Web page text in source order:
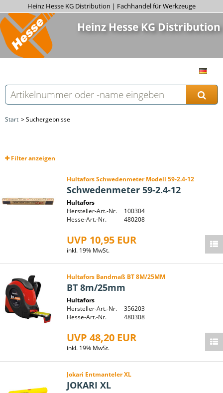
Heinz Hesse KG Distribution | Fachhandel für Werkzeuge
Heinz Hesse KG Distribution
Start Suchergebnisse
Filteranzeigen
Hultafors Schwedenmeter Modell 59-2.4-12
Schwedenmeter 59-2.4-12
Hultafors
Hersteller-Art.-Nr.
100304
Hesse-Art.-Nr.
480208
UVP 10,95 EUR
inkl. 19% MwSt.
Hultafors Bandmaß BT 8M/25MM
BT 8m/25mm
Hultafors
Hersteller-Art.-Nr.
356203
Hesse-Art.-Nr.
480308
UVP 48,20 EUR
inkl. 19% MwSt.
Jokari Entmanteler XL
JOKARI XL